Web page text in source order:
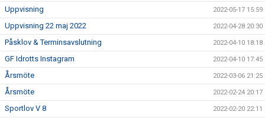
Uppvisning 2022-05-17 15:59
Uppvisning 22 maj 2022 2022-04-28 20:30
Påsklov & Terminsavslutning 2022-04-10 18:18
GF Idrotts Instagram 2022-04-10 17:45
Årsmöte 2022-03-06 21:25
Årsmöte 2022-02-24 20:17
Sportlov V 8 2022-02-20 22:11